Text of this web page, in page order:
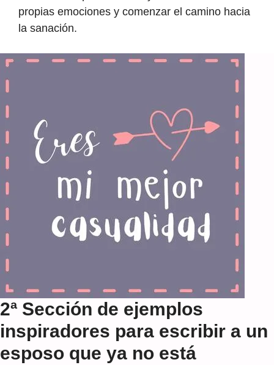
propias emociones y comenzar el camino hacia
la sanación.
2ª Sección de ejemplos
inspiradores para escribir a un
esposo que ya no está